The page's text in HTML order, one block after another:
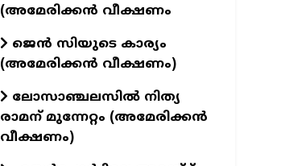
(അമേരിക്കൻ വീക്ഷണം
ജെൻ സിയുടെ കാര്യം
(അമേരിക്കൻ വീക്ഷണം)
ലോസാഞ്ചലസിൽ നിത്യ
രാമന് മുന്നേറ്റം (അമേരിക്കൻ
വീക്ഷണം)